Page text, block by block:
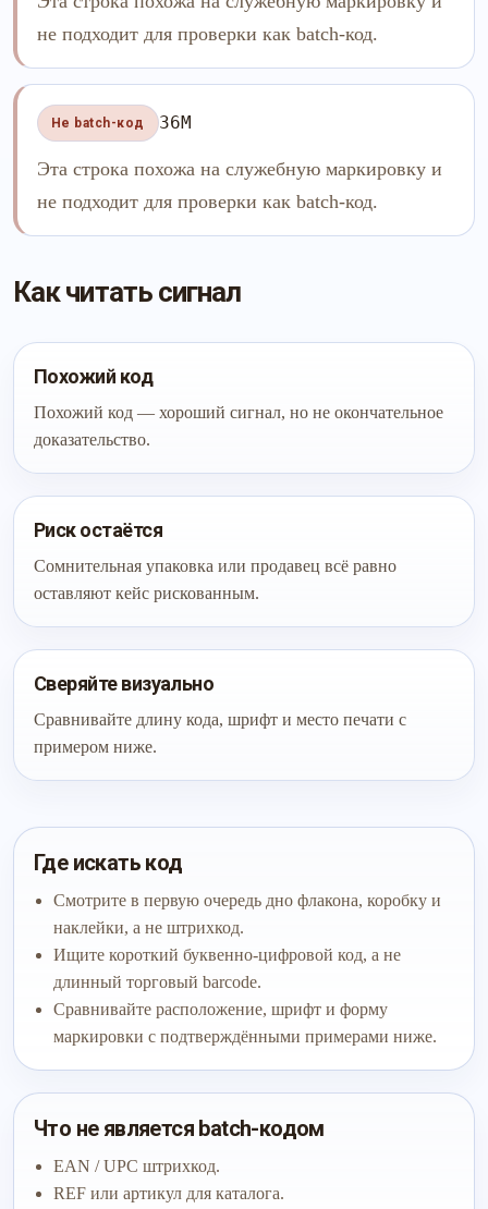
не подходит для проверки как batch-код.
Не batch-код 36M
Эта строка похожа на служебную маркировку и
не подходит для проверки как batch-код.
Как читать сигнал
Похожий код
Похожий код — хороший сигнал, но не окончательное
доказательство.
Риск остаётся
Сомнительная упаковка или продавец всё равно
оставляют кейс рискованным.
Сверяйте визуально
Сравнивайте длину кода, шрифт и место печати с
примером ниже.
Где искать код
Смотрите в первую очередь дно флакона, коробку и
наклейки, а не штрихкод.
Ищите короткий буквенно-цифровой код, а не
длинный торговый barcode.
Сравнивайте расположение, шрифт и форму
маркировки с подтверждёнными примерами ниже.
Что не является batch-кодом
EAN / UPC штрихкод.
REF или артикул для каталога.